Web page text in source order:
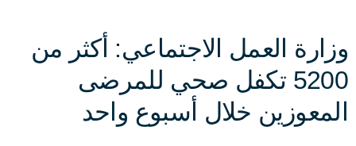
وزارة العمل الاجتماعي: أكثر من
5200 تكفل صحي للمرضى
المعوزين خلال أسبوع واحد